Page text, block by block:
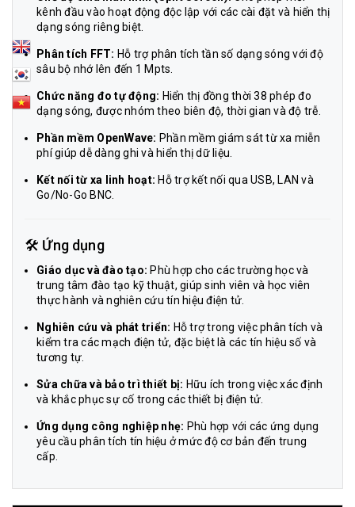
kênh đầu vào hoạt động độc lập với các cài đặt và hiển thị
dạng sóng riêng biệt.
Phân tích FFT: Hỗ trợ phân tích tần số dạng sóng với độ
sâu bộ nhớ lên đến 1 Mpts.
Chức năng đo tự động: Hiển thị đồng thời 38 phép đo
dạng sóng, được nhóm theo biên độ, thời gian và độ trễ.
Phần mềm OpenWave: Phần mềm giám sát từ xa miễn
phí giúp dễ dàng ghi và hiển thị dữ liệu.
Kết nối từ xa linh hoạt: Hỗ trợ kết nối qua USB, LAN và
Go/No-Go BNC.
🛠 Ứng dụng
Giáo dục và đào tạo: Phù hợp cho các trường học và
trung tâm đào tạo kỹ thuật, giúp sinh viên và học viên
thực hành và nghiên cứu tín hiệu điện tử.
Nghiên cứu và phát triển: Hỗ trợ trong việc phân tích và
kiểm tra các mạch điện tử, đặc biệt là các tín hiệu số và
tương tự.
Sửa chữa và bảo trì thiết bị: Hữu ích trong việc xác định
và khắc phục sự cố trong các thiết bị điện tử.
Ứng dụng công nghiệp nhẹ: Phù hợp với các ứng dụng
yêu cầu phân tích tín hiệu ở mức độ cơ bản đến trung
cấp.